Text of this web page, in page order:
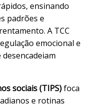
ensinando
padrões e
A TCC
emocional e
sociais (TIPS)foca
e rotinas